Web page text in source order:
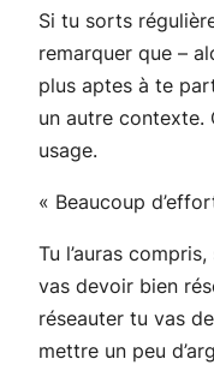
Si tu sorts
remarquer que –
plus aptes à te
un autre contexte.
usage.
« Beaucoup
Tu l’auras
vas devoir bien
réseauter tu vas
mettre un peu